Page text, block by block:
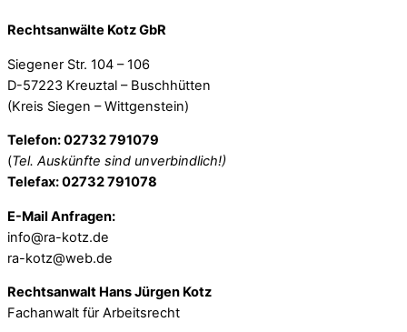
Rechtsanwälte Kotz GbR
Siegener Str. 104 – 106
D-57223 Kreuztal – Buschhütten
(Kreis Siegen – Wittgenstein)
Telefon: 02732 791079
(Tel. Auskünfte sind unverbindlich!)
Telefax: 02732 791078
E-Mail Anfragen:
info@ra-kotz.de
ra-kotz@web.de
Rechtsanwalt Hans Jürgen Kotz
Fachanwalt für Arbeitsrecht